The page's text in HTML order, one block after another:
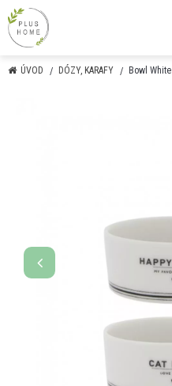
ÚVOD DÓZY, KARAFY Bowl